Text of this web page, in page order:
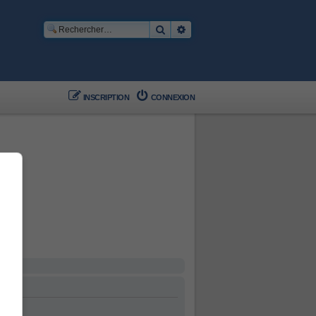
Rechercher
CONNEXION
INSCRIPTION